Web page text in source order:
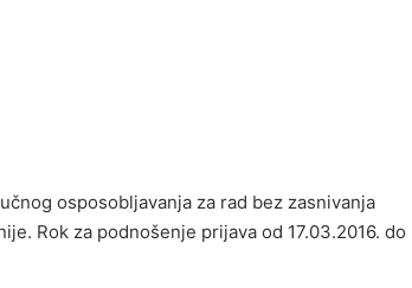
osposobljavanja za rad bez zasnivanja
Rok za podnošenje prijava od 17.03.2016. do